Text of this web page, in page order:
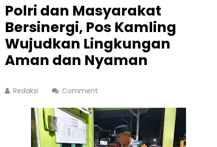
Polri dan Masyarakat
Bersinergi, Pos Kamling
Wujudkan Lingkungan
Aman dan Nyaman
Redaksi Comment